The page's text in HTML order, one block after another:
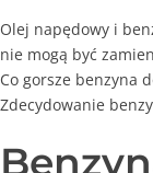
Olej napędowy i
nie mogą być
Co gorsze benzyna
Zdecydowanie